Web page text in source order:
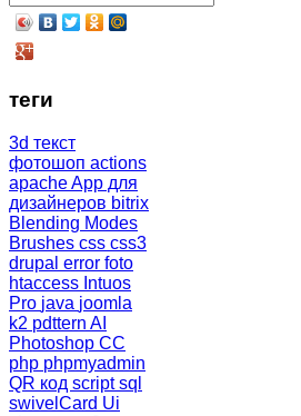
теги
3d текст
фотошоп actions
apacheApp для
дизайнеров bitrix
Blending Modes
Brushes css css3
drupal error foto
htaccess Intuos
Pro java joomla
k2 pdttern AI
Photoshop CC
php phpmyadmin
QR код scriptsql
swivelCard Ui